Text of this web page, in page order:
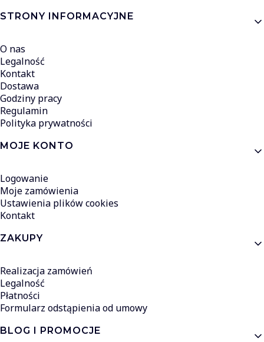
Linki w stopce
STRONY INFORMACYJNE
O nas
Legalność
Kontakt
Dostawa
Godziny pracy
Regulamin
Polityka prywatności
MOJE KONTO
Logowanie
Moje zamówienia
Ustawienia plików cookies
Kontakt
ZAKUPY
Realizacja zamówień
Legalność
Płatności
Formularz odstąpienia od umowy
BLOG I PROMOCJE